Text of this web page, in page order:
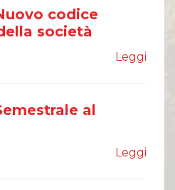
documentazione
disponibile
Organi Sociali
codice
società
Leggi
al
Leggi